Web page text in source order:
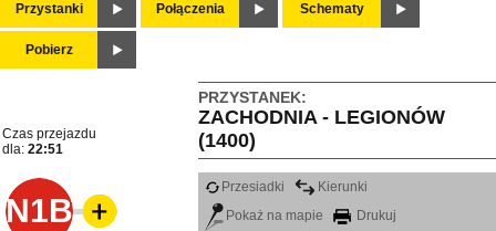
Przystanki Połączenia Schematy
Pobierz
PRZYSTANEK:
ZACHODNIA - LEGIONÓW
(1400)
Czas przejazdu
dla: 22:51
N1B
Przesiadki
Kierunki
Pokaż na mapie
Drukuj